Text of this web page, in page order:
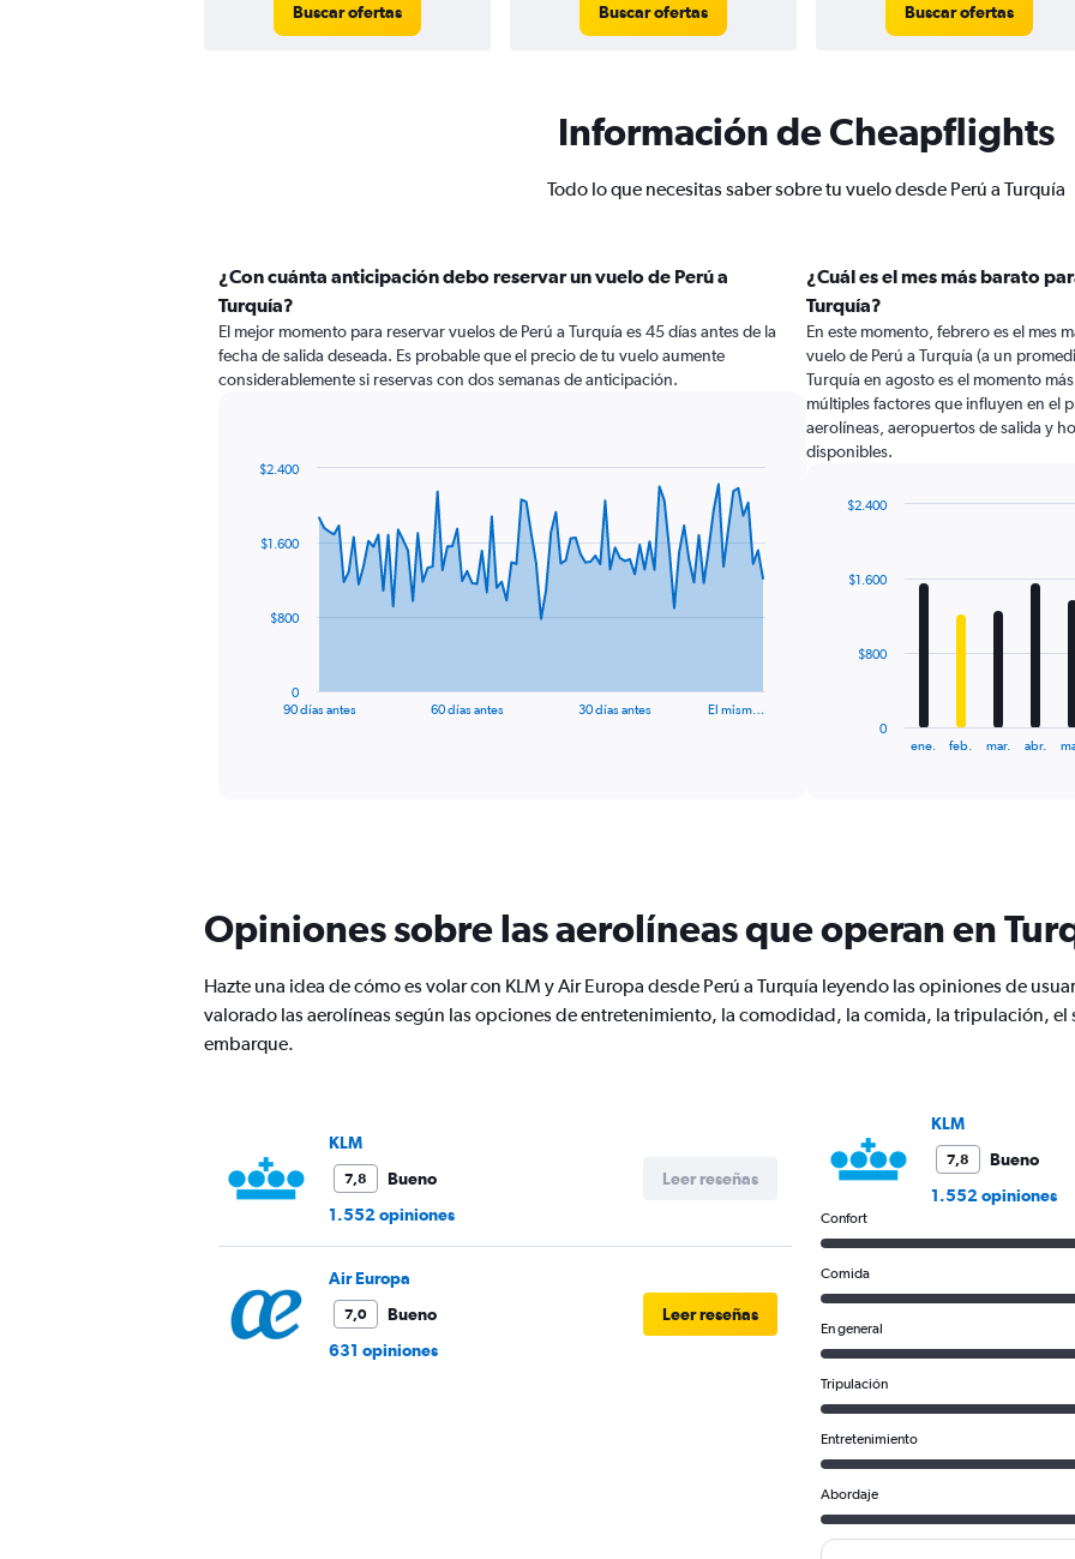
Buscar ofertas Buscar ofertas Buscar ofertas
Información de Cheapflights
Todo lo que necesitas saber sobre tu vuelo desde Perú a Turquía
¿Con cuánta anticipación debo reservar un vuelo de Perú a
Turquía?
El mejor momento para reservar vuelos de Perú a Turquía es 45 días antes de la
fecha de salida deseada. Es probable que el precio de tu vuelo aumente
considerablemente si reservas con dos semanas de anticipación.
data
The
has
1
axis
displaying
values.
Range:
90 días antes 60 días antes 30 días antes El mism…
0
$800
$1.600
$2.400
¿Cuál es el mes más barato
Turquía?
En este momento, febrero es el mes
vuelo de Perú a Turquía (a un
Turquía en agosto es el momento
múltiples factores que influyen en el
aerolíneas, aeropuertos de salida y
disponibles.
12
The
chart
has
Y
axis
2400.
ene. feb. mar. abr.
0
$800
$1.600
$2.400
Opiniones sobre las aerolíneas que operan en
Hazte una idea de cómo es volar con KLM y Air Europa desde Perú a Turquía leyendo las opiniones de
valorado las aerolíneas según las opciones de entretenimiento, la comodidad, la comida, la tripulación,
embarque.
KLM
7,8
Bueno
1.552 opiniones
Leer reseñas
Air Europa
7,0
Bueno
631 opiniones
Leer reseñas
KLM
7,8
Bueno
1.552 opiniones
Confort
Comida
En general
Tripulación
Entretenimiento
Abordaje